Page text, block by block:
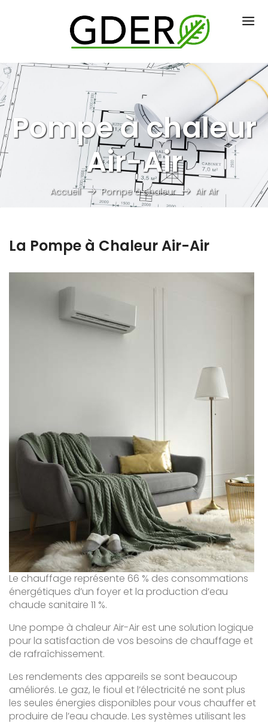
Pompe à chaleur
Air-Air
Accueil Pompe à chaleur Air Air
La Pompe à Chaleur Air-Air
Le chauffage représente 66 % des consommations
énergétiques d’un foyer et la production d’eau
chaude sanitaire 11 %.
Une pompe à chaleur Air-Air est une solution logique
pour la satisfaction de vos besoins de chauffage et
de rafraîchissement.
Les rendements des appareils se sont beaucoup
améliorés. Le gaz, le fioul et l’électricité ne sont plus
les seules énergies disponibles pour vous chauffer et
produire de l’eau chaude. Les systèmes utilisant les